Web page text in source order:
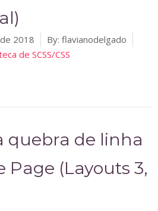
2018 By: flavianodelgado
de SCSS/CSS
quebra de linha
Page (Layouts 3,